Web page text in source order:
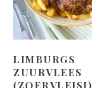
LIMBURGS
ZUURVLEES
(ZOERVLEISJ)